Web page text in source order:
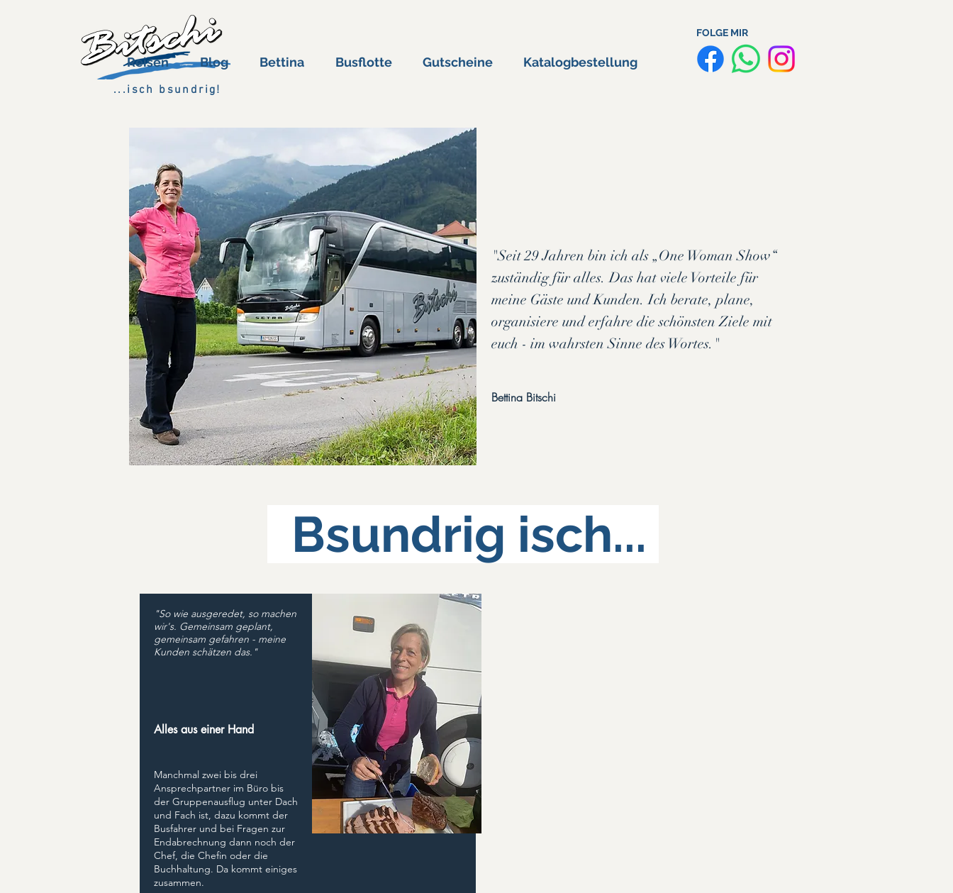
...isch bsundrig!
FOLGE MIR
Reisen Blog Bettina Busflotte Gutscheine Katalogbestellung
"Seit 29 Jahren bin ich als „One Woman Show“
zuständig für alles. Das hat viele Vorteile für
meine Gäste und Kunden. Ich berate, plane,
organisiere und erfahre die schönsten Ziele mit
euch - im wahrsten Sinne des Wortes."
Bettina Bitschi
Bsundrig isch...
"So wie ausgeredet, so machen
wir's. Gemeinsam geplant,
gemeinsam gefahren - meine
Kunden schätzen das."
Alles aus einer Hand
Manchmal zwei bis drei
Ansprechpartner im Büro bis
der Gruppenausflug unter Dach
und Fach ist, dazu kommt der
Busfahrer und bei Fragen zur
Endabrechnung dann noch der
Chef, die Chefin oder die
Buchhaltung. Da kommt einiges
zusammen.